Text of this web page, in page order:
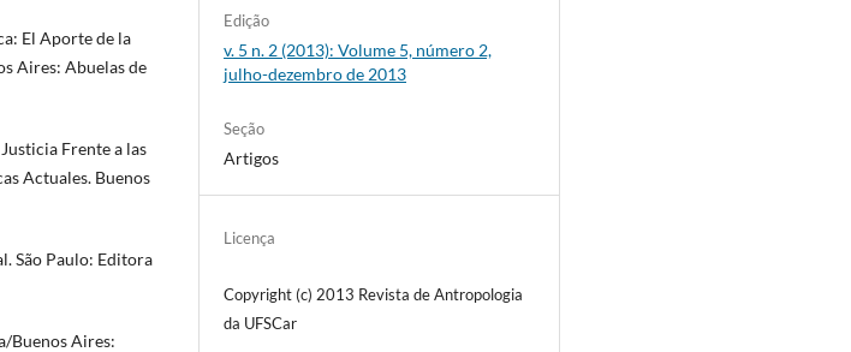
El Aporte de la
Aires: Abuelas de
Frente a las
Actuales. Buenos
São Paulo: Editora
Buenos Aires:
Edição
v. 5 n. 2 (2013): Volume 5, número 2,
julho-dezembro de 2013
Seção
Artigos
Licença
Copyright (c) 2013 Revista de Antropologia
da UFSCar